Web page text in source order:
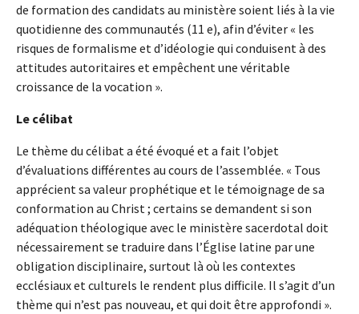
de formation des candidats au ministère soient liés à la vie
quotidienne des communautés (11 e), afin d’éviter « les
risques de formalisme et d’idéologie qui conduisent à des
attitudes autoritaires et empêchent une véritable
croissance de la vocation ».
Le célibat
Le thème du célibat a été évoqué et a fait l’objet
d’évaluations différentes au cours de l’assemblée. « Tous
apprécient sa valeur prophétique et le témoignage de sa
conformation au Christ ; certains se demandent si son
adéquation théologique avec le ministère sacerdotal doit
nécessairement se traduire dans l’Église latine par une
obligation disciplinaire, surtout là où les contextes
ecclésiaux et culturels le rendent plus difficile. Il s’agit d’un
thème qui n’est pas nouveau, et qui doit être approfondi ».